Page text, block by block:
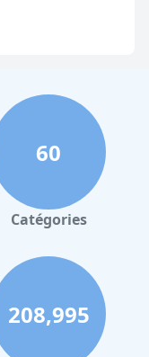
60
Catégories
208,995